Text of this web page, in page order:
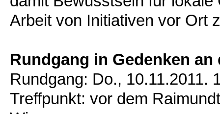
Arbeit von Initiativen vor Ort
Rundgang in Gedenken
Rundgang: Do., 10.11.2011.
Treffpunkt: vor dem